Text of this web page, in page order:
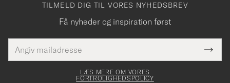
TILMELD DIG TIL VORES NYHEDSBREV
Få nyheder og inspiration først
mailadresse
skal
Tack
för
LÆS MERE OM VORES
FORTROLIGHEDSPOLICY